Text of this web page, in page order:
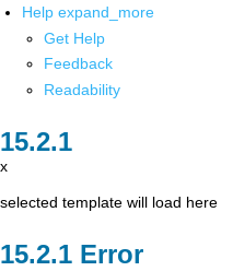
Help expand_more
Get Help
Feedback
Readability
x
selected template will load here
Error